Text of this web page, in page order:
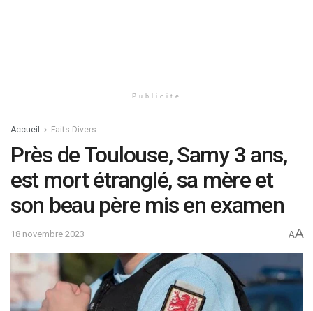
Publicité
Accueil Faits Divers
Près de Toulouse, Samy 3 ans,
est mort étranglé, sa mère et
son beau père mis en examen
18 novembre 2023 AA